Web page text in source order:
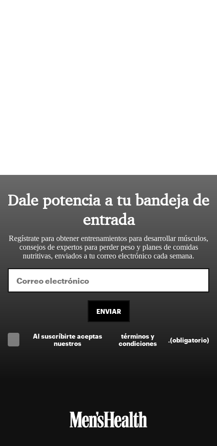
Dale potencia a tu bandeja de
entrada
Regístrate para obtener entrenamientos para desarrollar músculos,
consejos de expertos para perder peso y planes de comidas
nutritivas, enviados a tu correo electrónico cada semana.
ENVIAR
Al suscríbirte aceptas
nuestros
términos y
condiciones
(obligatorio)